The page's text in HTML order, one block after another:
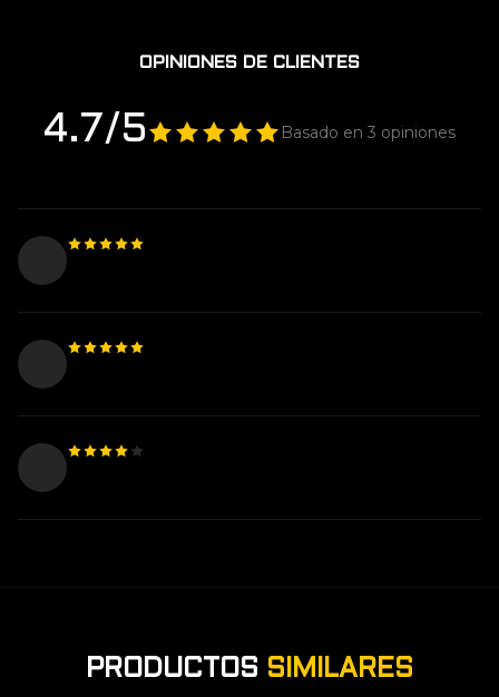
OPINIONES DE CLIENTES
4.7/5 Basado en 3 opiniones
PRODUCTOS SIMILARES